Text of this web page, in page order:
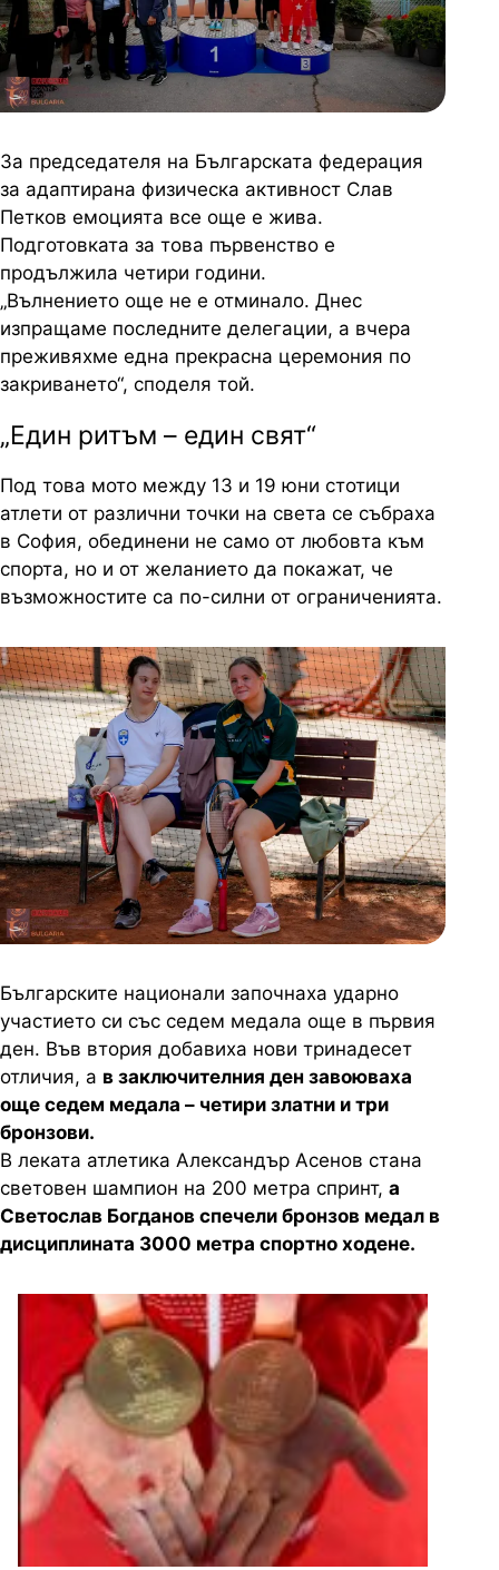
За председателя на Българската федерация
за адаптирана физическа активност Слав
Петков емоцията все още е жива.
Подготовката за това първенство е
продължила четири години.
„Вълнението още не е отминало. Днес
изпращаме последните делегации, а вчера
преживяхме една прекрасна церемония по
закриването“, споделя той.
„Един ритъм – един свят“
Под това мото между 13 и 19 юни стотици
атлети от различни точки на света се събраха
в София, обединени не само от любовта към
спорта, но и от желанието да покажат, че
възможностите са по-силни от ограниченията.
Българските национали започнаха ударно
участието си със седем медала още в първия
ден. Във втория добавиха нови тринадесет
отличия, а в заключителния ден завоюваха
още седем медала – четири златни и три
бронзови.
В леката атлетика Александър Асенов стана
световен шампион на 200 метра спринт, а
Светослав Богданов спечели бронзов медал в
дисциплината 3000 метра спортно ходене.